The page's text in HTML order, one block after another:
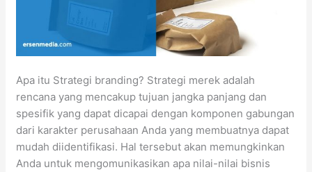
Apa itu Strategi branding? Strategi merek adalah
rencana yang mencakup tujuan jangka panjang dan
spesifik yang dapat dicapai dengan komponen gabungan
dari karakter perusahaan Anda yang membuatnya dapat
mudah diidentifikasi. Hal tersebut akan memungkinkan
Anda untuk mengomunikasikan apa nilai-nilai bisnis